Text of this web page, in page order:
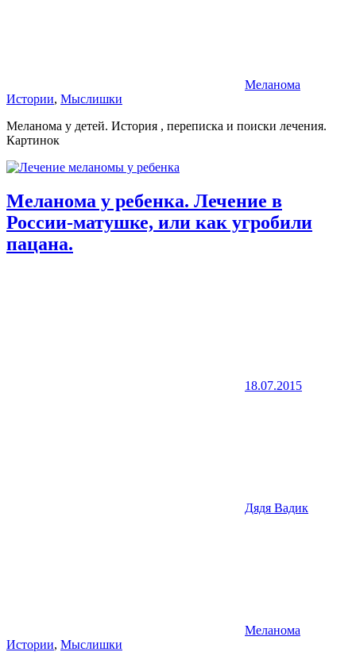
Меланома
Истории, Мыслишки
Меланома у детей. История , переписка и поиски лечения.
Картинок
Меланома у ребенка. Лечение в
России-матушке, или как угробили
пацана.
18.07.2015
Дядя Вадик
Меланома
Истории, Мыслишки